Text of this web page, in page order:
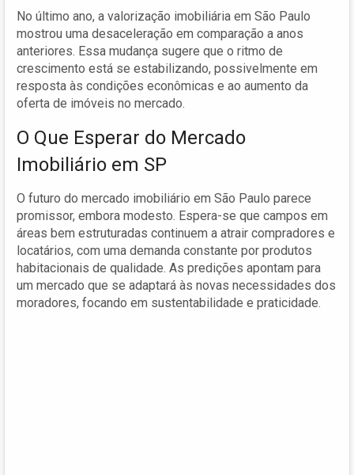
No último ano, a valorização imobiliária em São Paulo
mostrou uma desaceleração em comparação a anos
anteriores. Essa mudança sugere que o ritmo de
crescimento está se estabilizando, possivelmente em
resposta às condições econômicas e ao aumento da
oferta de imóveis no mercado.
O Que Esperar do Mercado
Imobiliário em SP
O futuro do mercado imobiliário em São Paulo parece
promissor, embora modesto. Espera-se que campos em
áreas bem estruturadas continuem a atrair compradores e
locatários, com uma demanda constante por produtos
habitacionais de qualidade. As predições apontam para
um mercado que se adaptará às novas necessidades dos
moradores, focando em sustentabilidade e praticidade.